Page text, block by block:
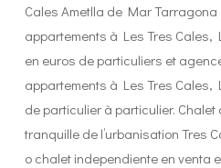
Cales Ametlla de Mar
appartements à Les Tres Cales,
en euros de particuliers et
appartements à Les Tres Cales,
de particulier à particulier.
tranquille de l’urbanisation Tres
o chalet independiente en venta